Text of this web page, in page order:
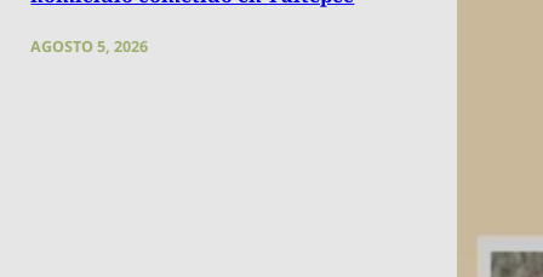
AGOSTO 5, 2026